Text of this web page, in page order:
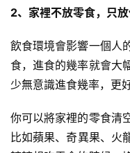
脂
計
劃
有
運
動
2、家裡不放零食，只
飲食環境會影響一個人
食，進食的幾率就會大
少無意識進食幾率，更
你可以將家裡的零食清
比如蘋果、奇異果、 火